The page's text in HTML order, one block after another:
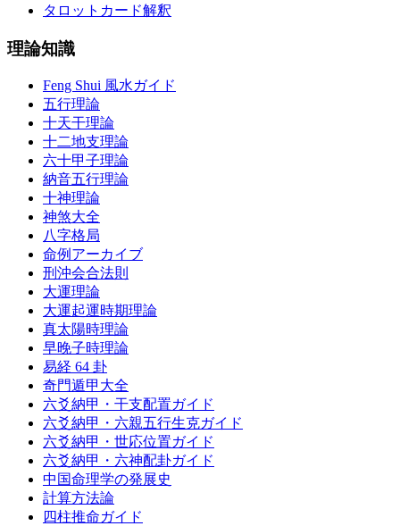
タロットカード解釈
理論知識
Feng Shui 風水ガイド
五行理論
十天干理論
十二地支理論
六十甲子理論
納音五行理論
十神理論
神煞大全
八字格局
命例アーカイブ
刑沖会合法則
大運理論
大運起運時期理論
真太陽時理論
早晚子時理論
易経 64 卦
奇門遁甲大全
六爻納甲・干支配置ガイド
六爻納甲・六親五行生克ガイド
六爻納甲・世応位置ガイド
六爻納甲・六神配卦ガイド
中国命理学の発展史
計算方法論
四柱推命ガイド